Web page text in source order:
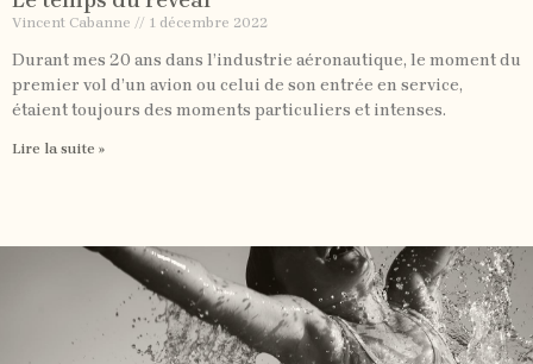
Vincent Cabanne 1 décembre 2022
Durant mes 20 ans dans l’industrie aéronautique, le moment du
premier vol d’un avion ou celui de son entrée en service,
étaient toujours des moments particuliers et intenses.
Lire la suite »